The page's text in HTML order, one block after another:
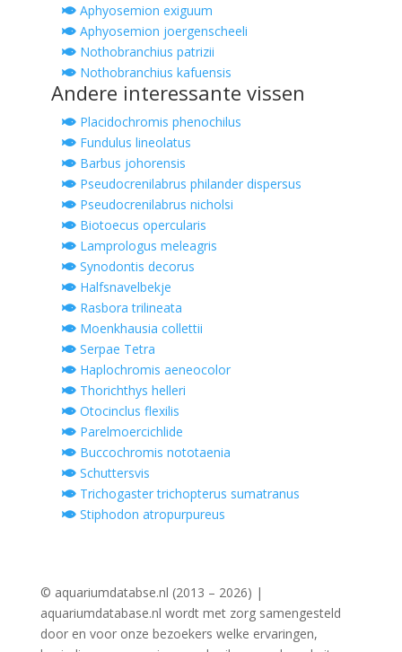
Aphyosemion exiguum
Aphyosemion joergenscheeli
Nothobranchius patrizii
Nothobranchius kafuensis
Andere interessante vissen
Placidochromis phenochilus
Fundulus lineolatus
Barbus johorensis
Pseudocrenilabrus philander dispersus
Pseudocrenilabrus nicholsi
Biotoecus opercularis
Lamprologus meleagris
Synodontis decorus
Halfsnavelbekje
Rasbora trilineata
Moenkhausia collettii
Serpae Tetra
Haplochromis aeneocolor
Thorichthys helleri
Otocinclus flexilis
Parelmoercichlide
Buccochromis nototaenia
Schuttersvis
Trichogaster trichopterus sumatranus
Stiphodon atropurpureus
© aquariumdatabse.nl (2013 – 2026) |
aquariumdatabase.nl wordt met zorg samengesteld
door en voor onze bezoekers welke ervaringen,